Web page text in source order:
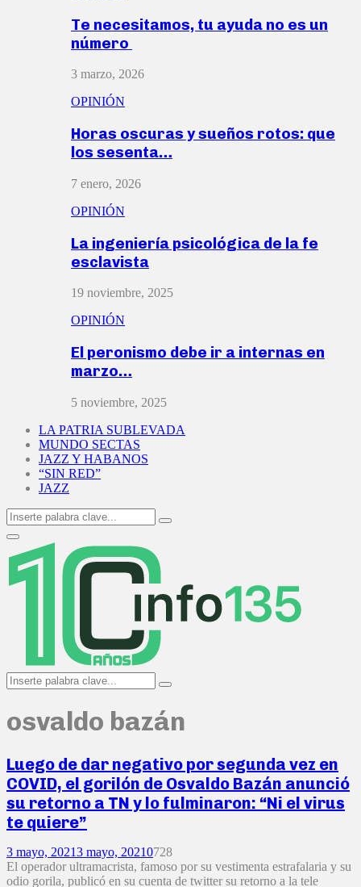
Te necesitamos, tu ayuda no es un
número
3 marzo, 2026
OPINIÓN
Horas oscuras y sueños rotos: que
los sesenta…
7 enero, 2026
OPINIÓN
La ingeniería psicológica de la fe
esclavista
19 noviembre, 2025
OPINIÓN
El peronismo debe ir a internas en
marzo…
5 noviembre, 2025
LA PATRIA SUBLEVADA
MUNDO SECTAS
JAZZ Y HABANOS
“SIN RED”
JAZZ
Search
for:
Search
Primary
Menu
Search
for:
Search
osvaldo bazán
Luego de dar negativo por segunda vez en
COVID, el gorilón de Osvaldo Bazán anunció
su retorno a TN y lo fulminaron: “Ni el virus
te quiere”
3 mayo, 20213 mayo, 20210728
El operador ultramacrista, famoso por su vestimenta estrafalaria y su
odio gorila, publicó en su cuenta de twitter su retorno a la tele